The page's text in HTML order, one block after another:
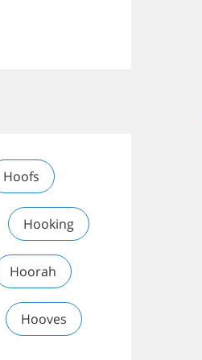
Hoofs
Hooking
Hoorah
Hooves